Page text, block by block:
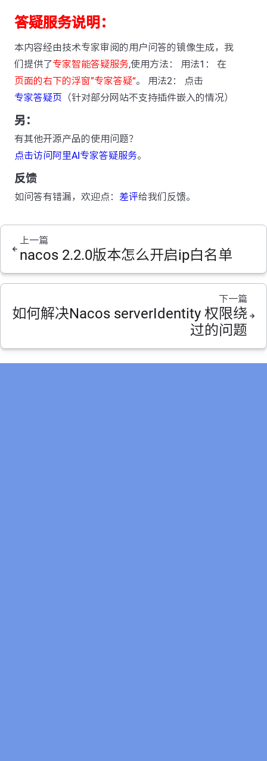
答疑服务说明：
本内容经由技术专家审阅的用户问答的镜像生成，我
们提供了专家智能答疑服务,使用方法： 用法1： 在
页面的右下的浮窗”专家答疑“。 用法2： 点击
专家答疑页 （针对部分网站不支持插件嵌入的情况）
另：
有其他开源产品的使用问题？
点击访问阿里AI专家答疑服务。
反馈
如问答有错漏，欢迎点： 差评给我们反馈。
上一篇
nacos 2.2.0版本怎么开启ip白名单
下一篇
如何解决Nacos serverIdentity 权限绕
过的问题